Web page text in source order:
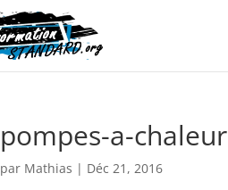
pompes-a-chaleur
par Mathias | Déc 21, 2016